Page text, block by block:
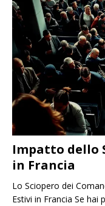
Impatto dello
in Francia
Lo Sciopero dei
Estivi in ​​Francia Se hai